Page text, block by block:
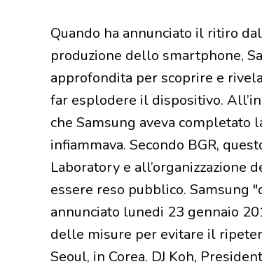
Quando ha annunciato il ritiro
produzione dello smartphone,
approfondita per scoprire e
far esplodere il dispositivo.
che Samsung aveva completato
infiammava. Secondo BGR,
Laboratory e all’organizzazione
essere reso pubblico. Samsung
annunciato lunedi 23 gennaio
delle misure per evitare il
Seoul, in Corea. DJ Koh,